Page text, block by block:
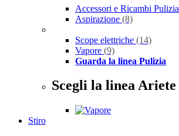
Accessori e Ricambi Pulizia
Aspirazione (8)
Scope elettriche (14)
Vapore (9)
Guarda la linea Pulizia
Scegli la linea Ariete
Stiro